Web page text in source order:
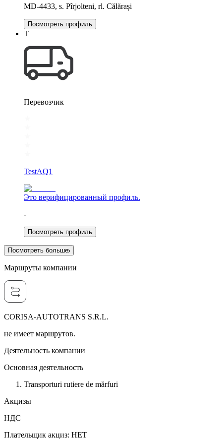
MD-4433, s. Pîrjolteni, rl. Călărași
Посмотреть профиль
T
Перевозчик
TestAQ1
Это верифицированный профиль.
-
Посмотреть профиль
Посмотреть больше
Маршруты компании
CORISA-AUTOTRANS S.R.L.
не имеет маршрутов.
Деятельность компании
Основная деятельность
Transporturi rutiere de mărfuri
Акцизы
НДС
Плательщик акциз: НЕТ